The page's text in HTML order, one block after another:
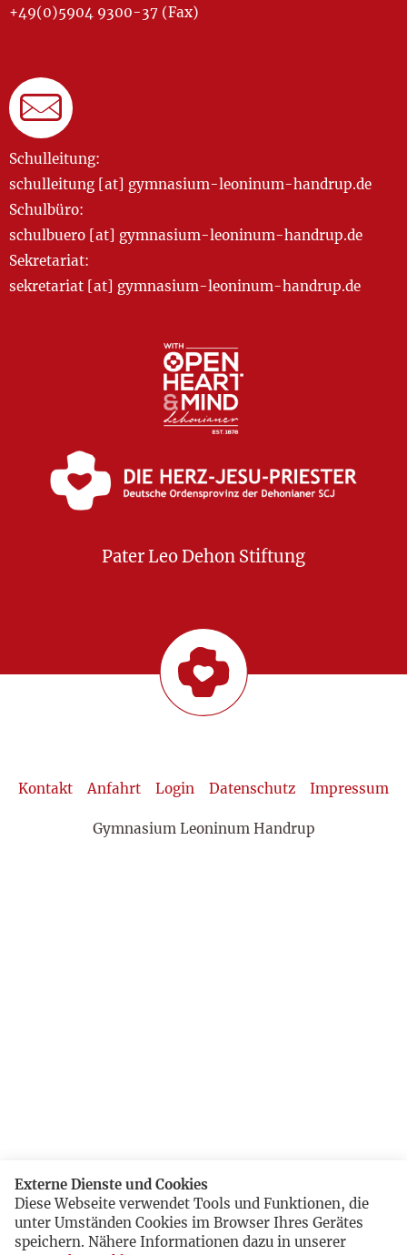
+49(0)5904 9300-37 (Fax)
Schulleitung:
schulleitung [at] gymnasium-leoninum-handrup.de
Schulbüro:
schulbuero [at] gymnasium-leoninum-handrup.de
Sekretariat:
sekretariat [at] gymnasium-leoninum-handrup.de
Pater Leo Dehon Stiftung
Kontakt Anfahrt Login Datenschutz Impressum
Gymnasium Leoninum Handrup
Externe Dienste und Cookies
Diese Webseite verwendet Tools und Funktionen, die
unter Umständen Cookies im Browser Ihres Gerätes
speichern. Nähere Informationen dazu in unserer